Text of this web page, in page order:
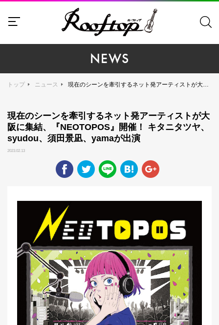
NEWS
トップ ニュース 現在のシーンを牽引するネット発アーティストが大阪に集結、『NEOTOPOS』開催！ キタニタツヤ、syudou、須田景凪、yamaが出演
現在のシーンを牽引するネット発アーティストが大
阪に集結、『NEOTOPOS』開催！ キタニタツヤ、
syudou、須田景凪、yamaが出演
2023.02.13